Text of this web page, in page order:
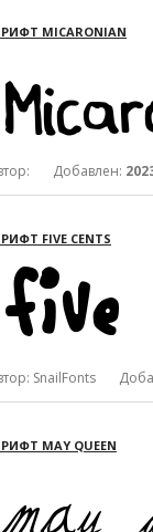
MICARONIAN
Добавлен:
FIVE CENTS
SnailFonts
MAY QUEEN